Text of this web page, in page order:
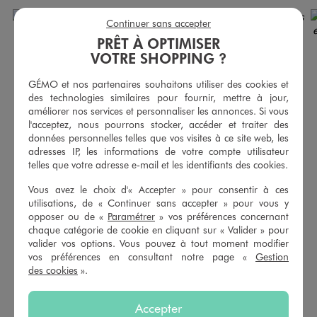
Chemise à carreaux avec capuche bébé garçon
15,99 €
5/5 de moyenne
(2 avis)
Tee-shirt manches longues en maille nid d’abeille bébé garçon
5,99 €
-50% sur le 2ème produit d'été
5/5 de moyenne
(1 avis)
PRÊT À OPTIMISER
VOTRE SHOPPING ?
GÉMO et nos partenaires souhaitons utiliser des cookies et
des technologies similaires pour fournir, mettre à jour,
améliorer nos services et personnaliser les annonces. Si vous
l'acceptez, nous pourrons stocker, accéder et traiter des
données personnelles telles que vos visites à ce site web, les
adresses IP, les informations de votre compte utilisateur
telles que votre adresse e-mail et les identifiants des cookies.
Vous avez le choix d'« Accepter » pour consentir à ces
utilisations, de « Continuer sans accepter » pour vous y
opposer ou de « Paramétrer » vos préférences concernant
chaque catégorie de cookie en cliquant sur « Valider » pour
valider vos options. Vous pouvez à tout moment modifier
vos préférences en consultant notre page « Gestion
des cookies ».
Accepter
Continuer sans accepter